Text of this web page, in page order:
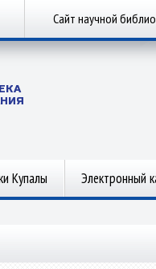
Сайт научной
Купалы Электронный